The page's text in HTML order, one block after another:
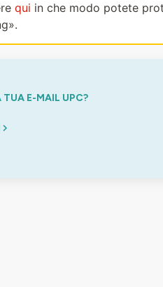
qui in che modo potete
TUA E-MAIL UPC?